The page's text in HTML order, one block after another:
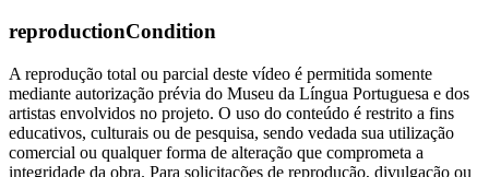
reproductionCondition
A reprodução total ou parcial deste vídeo é permitida somente
mediante autorização prévia do Museu da Língua Portuguesa e dos
artistas envolvidos no projeto. O uso do conteúdo é restrito a fins
educativos, culturais ou de pesquisa, sendo vedada sua utilização
comercial ou qualquer forma de alteração que comprometa a
integridade da obra. Para solicitações de reprodução, divulgação ou